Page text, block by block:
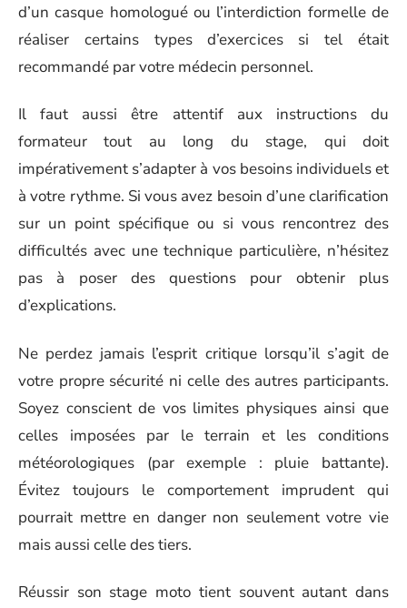
d’un casque homologué ou l’interdiction formelle de
réaliser certains types d’exercices si tel était
recommandé par votre médecin personnel.
Il faut aussi être attentif aux instructions du
formateur tout au long du stage, qui doit
impérativement s’adapter à vos besoins individuels et
à votre rythme. Si vous avez besoin d’une clarification
sur un point spécifique ou si vous rencontrez des
difficultés avec une technique particulière, n’hésitez
pas à poser des questions pour obtenir plus
d’explications.
Ne perdez jamais l’esprit critique lorsqu’il s’agit de
votre propre sécurité ni celle des autres participants.
Soyez conscient de vos limites physiques ainsi que
celles imposées par le terrain et les conditions
météorologiques (par exemple : pluie battante).
Évitez toujours le comportement imprudent qui
pourrait mettre en danger non seulement votre vie
mais aussi celle des tiers.
Réussir son stage moto tient souvent autant dans